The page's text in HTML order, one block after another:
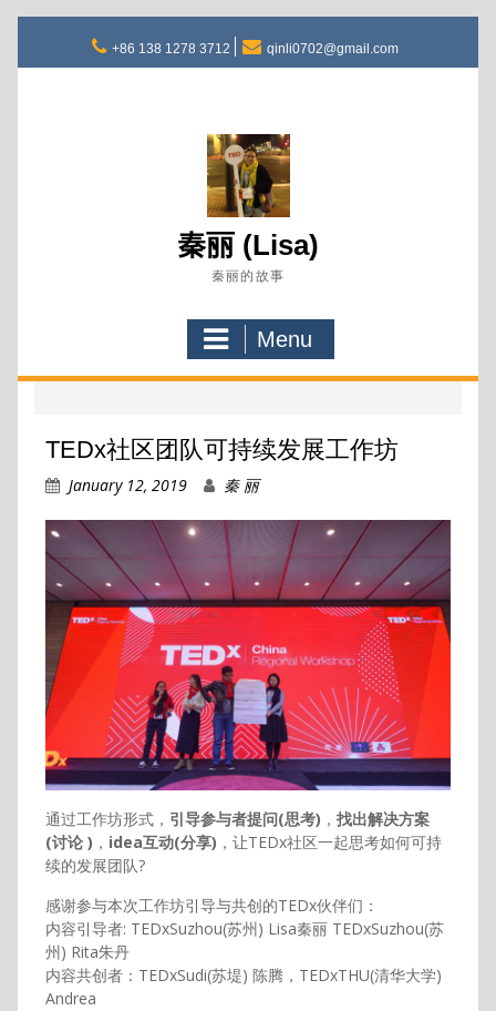
content
+86 138 1278 3712 qinli0702@gmail.com
秦丽 (Lisa)
秦丽的故事
Menu
TEDx社区团队可持续发展工作坊
January 12, 2019 秦 丽
通过工作坊形式， 引导参与者提问(思考) ， 找出解决方案
(讨论 ) ， idea互动(分享) ，让TEDx社区一起思考如何可持
续的发展团队?
感谢参与本次工作坊引导与共创的TEDx伙伴们：
内容引导者: TEDxSuzhou(苏州) Lisa秦丽 TEDxSuzhou(苏
州) Rita朱丹
内容共创者：TEDxSudi(苏堤) 陈腾，TEDxTHU(清华大学)
Andrea